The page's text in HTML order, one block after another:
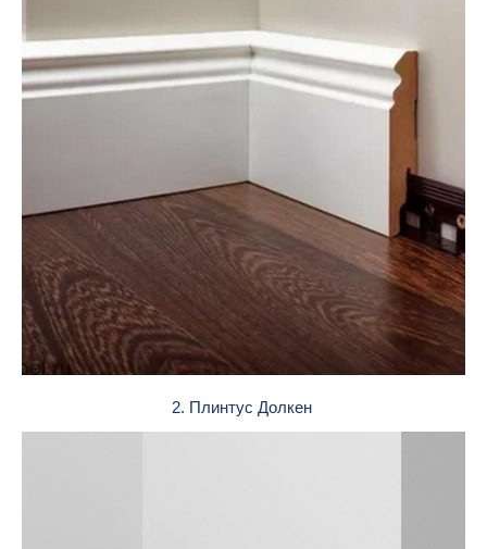
2. Плинтус Долкен